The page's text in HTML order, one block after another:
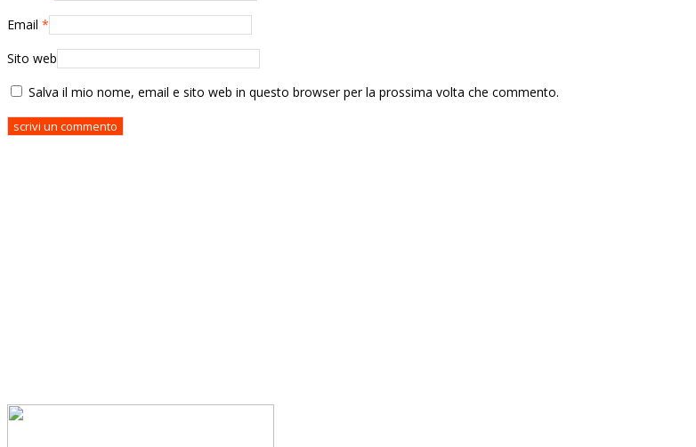
Email *
Sito web
Salva il mio nome, email e sito web in questo browser per la prossima volta che commento.